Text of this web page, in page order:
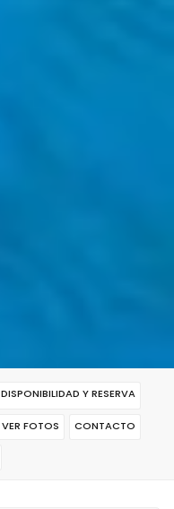
DISPONIBILIDAD Y RESERVA
VER FOTOS CONTACTO